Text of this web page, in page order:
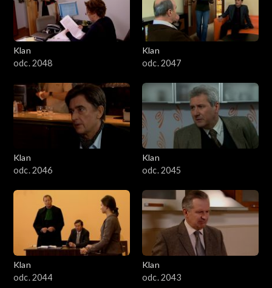
Klan
odc. 2048
Klan
odc. 2047
Klan
odc. 2046
Klan
odc. 2045
Klan
odc. 2044
Klan
odc. 2043